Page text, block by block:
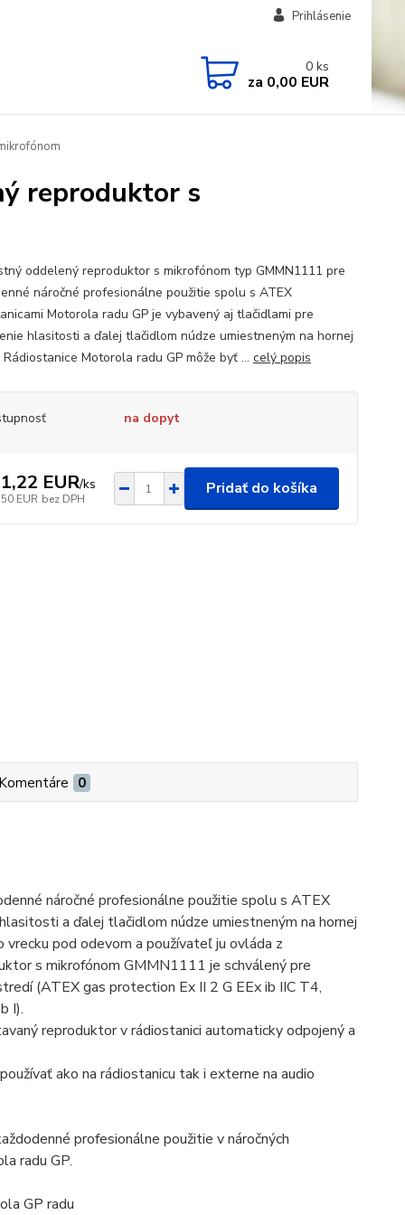
Prihlásenie
0 ks
za 0,00 EUR
reproduktor s
oddelený reproduktor s mikrofónom typ GMMN1111 pre
náročné profesionálne použitie spolu s ATEX
Motorola radu GP je vybavený aj tlačidlami pre
hlasitosti a ďalej tlačidlom núdze umiestneným na hornej
Motorola radu GP môže byť ... celý popis
na dopyt
EUR/ks
EUR bez DPH
Pridať do košíka
0
náročné profesionálne použitie spolu s ATEX
a ďalej tlačidlom núdze umiestneným na hornej
pod odevom a používateľ ju ovláda z
s mikrofónom GMMN1111 je schválený pre
(ATEX gas protection Ex II 2 G EEx ib IIC T4,
I).
reproduktor v rádiostanici automaticky odpojený a
ako na rádiostanicu tak i externe na audio
profesionálne použitie v náročných
radu GP.
GP radu